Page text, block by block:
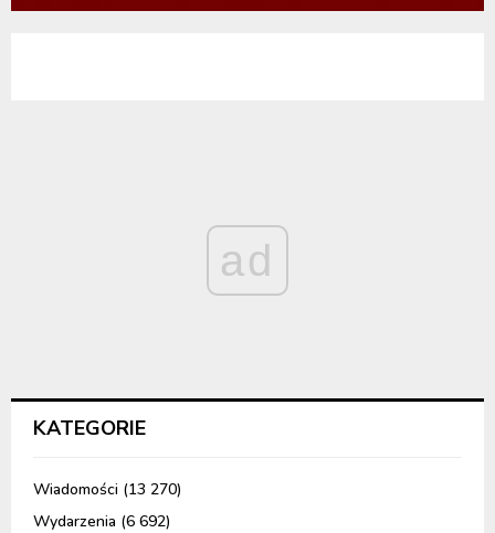
ad
KATEGORIE
Wiadomości (13 270)
Wydarzenia (6 692)